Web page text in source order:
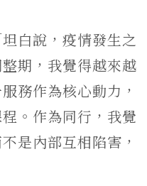
白說，疫情發生之
期，我覺得越來越
務作為核心動力，
。作為同行，我覺
是內部互相陷害，